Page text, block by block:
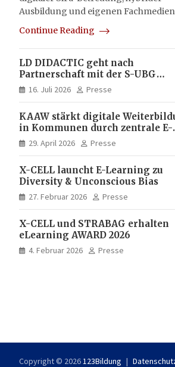
Ausbildung und eigenen
Continue Reading
LD DIDACTIC geht nach
Partnerschaft mit der S-UBG
vollständig in Unternehmerhand
16. Juli 2026 Presse
KAAW stärkt digitale
in Kommunen durch zentrale E-
Learning Plattform von X-CELL
29. April 2026 Presse
X-CELL launcht E-Learning zu
Diversity & Unconscious Bias
27. Februar 2026 Presse
X-CELL und STRABAG erhalten
eLearning AWARD 2026
4. Februar 2026 Presse
Copyright © 2026123Bildung